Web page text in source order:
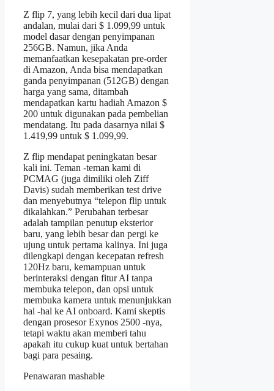
Z flip 7, yang lebih kecil dari dua lipat
andalan, mulai dari $ 1.099,99 untuk
model dasar dengan penyimpanan
256GB. Namun, jika Anda
memanfaatkan kesepakatan pre-order
di Amazon, Anda bisa mendapatkan
ganda penyimpanan (512GB) dengan
harga yang sama, ditambah
mendapatkan kartu hadiah Amazon $
200 untuk digunakan pada pembelian
mendatang. Itu pada dasarnya nilai $
1.419,99 untuk $ 1.099,99.
Z flip mendapat peningkatan besar
kali ini. Teman -teman kami di
PCMAG (juga dimiliki oleh Ziff
Davis) sudah memberikan test drive
dan menyebutnya “telepon flip untuk
dikalahkan.” Perubahan terbesar
adalah tampilan penutup eksterior
baru, yang lebih besar dan pergi ke
ujung untuk pertama kalinya. Ini juga
dilengkapi dengan kecepatan refresh
120Hz baru, kemampuan untuk
berinteraksi dengan fitur AI tanpa
membuka telepon, dan opsi untuk
membuka kamera untuk menunjukkan
hal -hal ke AI onboard. Kami skeptis
dengan prosesor Exynos 2500 -nya,
tetapi waktu akan memberi tahu
apakah itu cukup kuat untuk bertahan
bagi para pesaing.
Penawaran mashable